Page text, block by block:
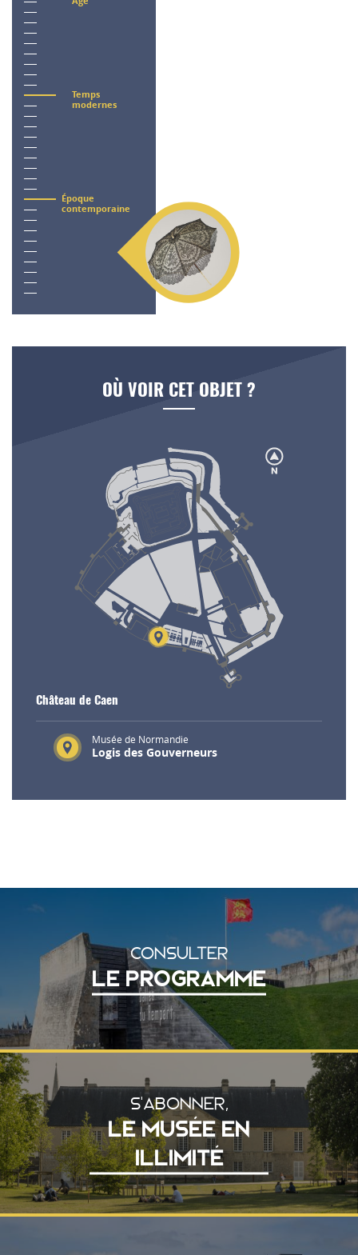
Temps
modernes
Époque
contemporaine
OÙ VOIR CET OBJET ?
Château de Caen
Musée de Normandie
Logis des Gouverneurs
CONSULTER
LE PROGRAMME
S'ABONNER,
LE MUSÉE EN
ILLIMITÉ